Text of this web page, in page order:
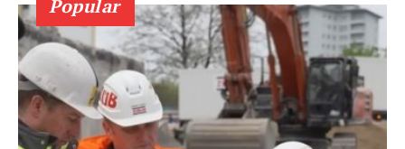
Popular